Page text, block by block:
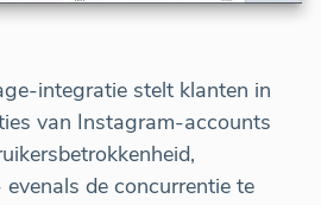
integratie stelt klanten in
van Instagram-accounts
de concurrentie te